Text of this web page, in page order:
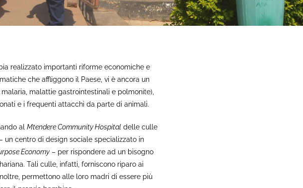
realizzato importanti riforme economiche e
che affliggono il Paese, vi è ancora un
malattie gastrointestinali e polmonite),
e i frequenti attacchi da parte di animali.
al Mtendere Community Hospitaldelle culle
un centro di design sociale specializzato in
Economy– per rispondere ad un bisogno
Tali culle, infatti, forniscono riparo ai
permettono alle loro madri di essere più